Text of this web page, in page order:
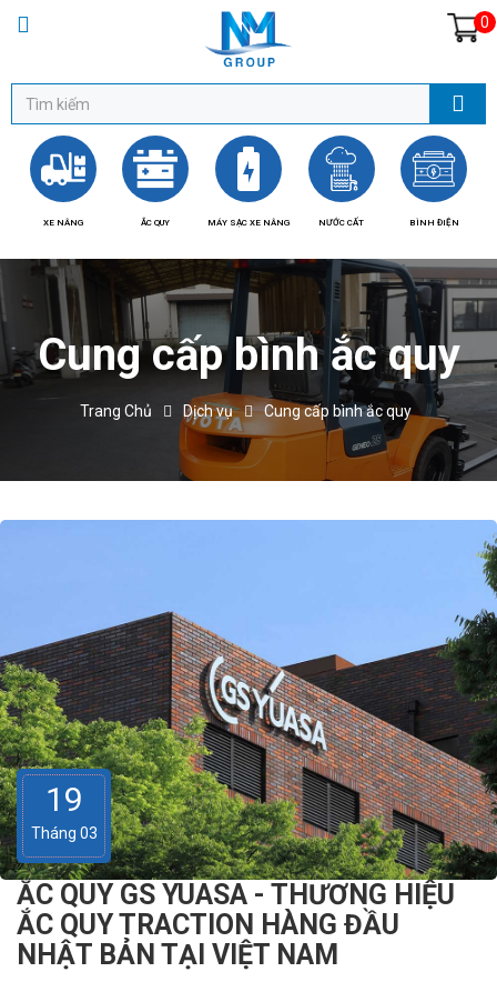
0
XE NÂNG ẮC QUY MÁY SẠC XE NÂNG NƯỚC CẤT BÌNH ĐIỆN
Cung cấp bình ắc quy
Trang Chủ Dịch vụ Cung cấp bình ắc quy
19
Tháng 03
ẮC QUY GS YUASA - THƯƠNG HIỆU
ẮC QUY TRACTION HÀNG ĐẦU
NHẬT BẢN TẠI VIỆT NAM